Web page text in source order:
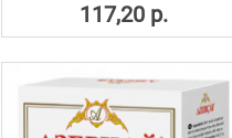
117,20 р.